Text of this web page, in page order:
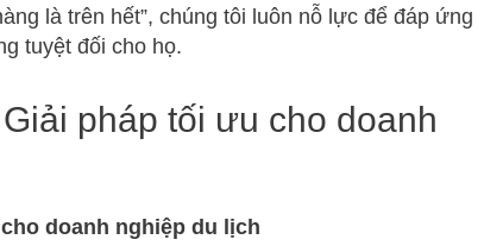
là trên hết”, chúng tôi luôn nỗ lực để đáp ứng
tuyệt đối cho họ.
pháp tối ưu cho doanh
doanh nghiệp du lịch